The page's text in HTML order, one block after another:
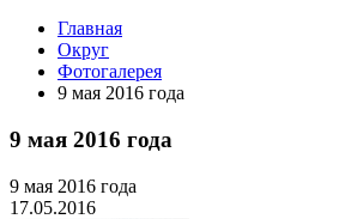
Главная
Округ
Фотогалерея
9 мая 2016 года
9 мая 2016 года
9 мая 2016 года
17.05.2016